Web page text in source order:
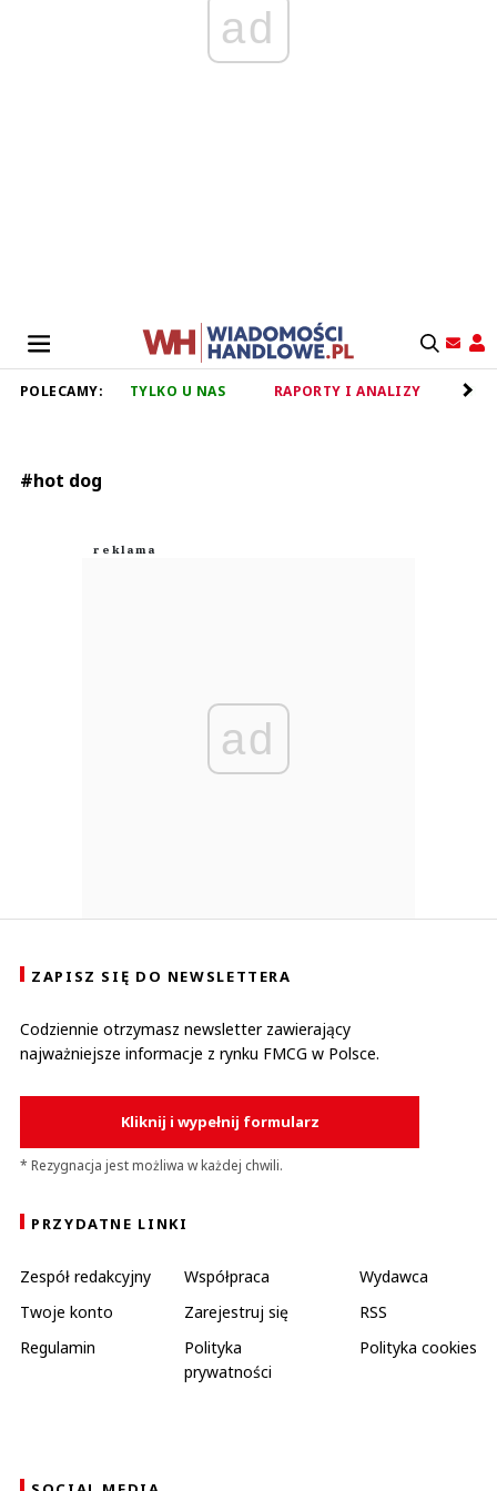
ad
POLECAMY: TYLKO U NAS RAPORTY I ANALIZY
#hot dog
ad
ZAPISZ SIĘ DO NEWSLETTERA
Codziennie otrzymasz newsletter zawierający
najważniejsze informacje z rynku FMCG w Polsce.
Kliknij i wypełnij formularz
* Rezygnacja jest możliwa w każdej chwili.
PRZYDATNE LINKI
Zespół redakcyjny Współpraca
Wydawca
Twoje konto
Zarejestruj się
RSS
Regulamin
Polityka
prywatności
Polityka cookies